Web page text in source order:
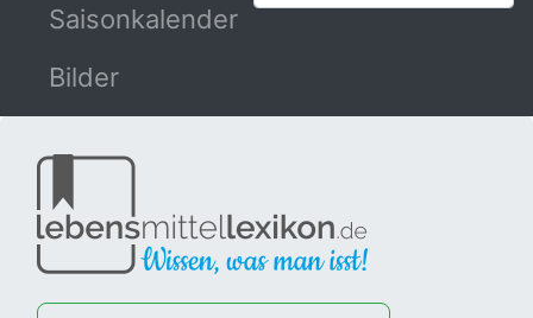
Saisonkalender
Bilder